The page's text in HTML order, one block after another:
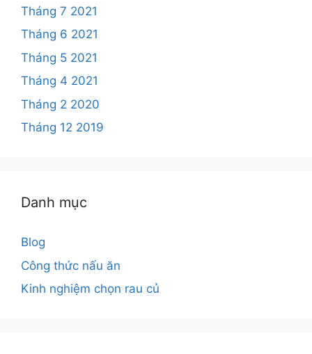
Tháng 7 2021
Tháng 6 2021
Tháng 5 2021
Tháng 4 2021
Tháng 2 2020
Tháng 12 2019
Danh mục
Blog
Công thức nấu ăn
Kinh nghiệm chọn rau củ